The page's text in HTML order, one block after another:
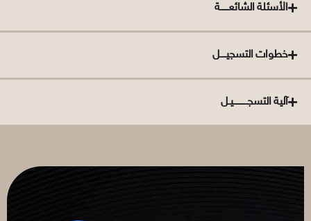
الأسئلة الشائعــــــة
خطوات التسجيــــل